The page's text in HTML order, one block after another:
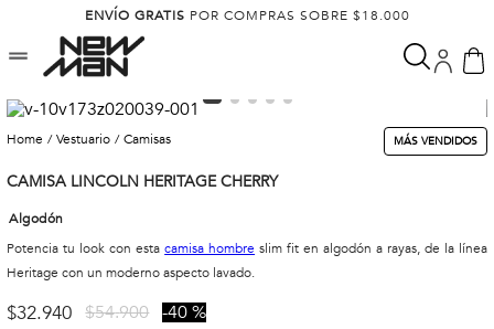
ENVÍO GRATIS POR COMPRAS SOBRE $18.000
vestuario camisas MÁS VENDIDOS
CAMISA LINCOLN HERITAGE CHERRY
Algodón
Potencia tu look con estacamisa hombre slim fit en algodón a rayas, de la línea
Heritage con un moderno aspecto lavado.
$32.940 $54.900 40 %